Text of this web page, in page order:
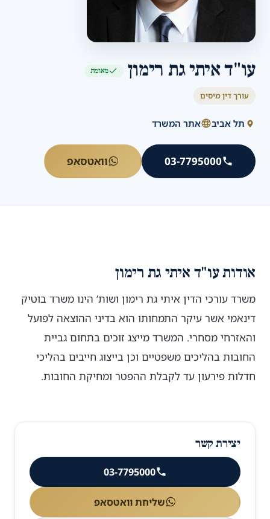
עו"ד איתי גת רימון מאומת
עורך דין מיסים
תל אביב אתר המשרד
03-7795000 וואטסאפ
אודות עו"ד איתי גת רימון
משרד עורכי הדין איתי גת רימון ושות’ הינו משרד בוטיק
דינאמי אשר עיקר התמחותו הוא בדיני ההוצאה לפועל
והאזרחי מסחרי. המשרד מייצג זוכים בתחום גביית
החובות בהליכים משפטיים וכן בייצוג חייבים בהליכי
חדלות פירעון עד לקבלת ההפטר ומחיקת החובות.
יצירת קשר
03-7795000
שליחת וואטסאפ